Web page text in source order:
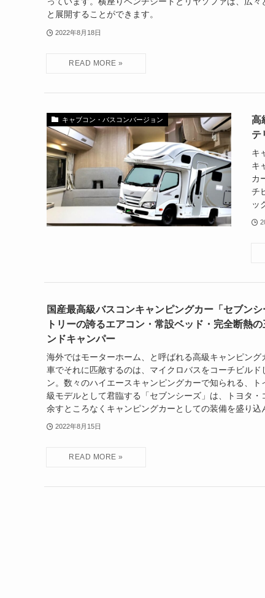
と展開することができます。
2022年8月18日
キャブコン・バスコンバージョン
高
テ
キ
キ
カ
チ
ッ
国産最高級バスコンキャンピングカー「セブン
トリーの誇るエアコン・常設ベッド・完全断熱
ンドキャンパー
海外ではモーターホーム、と呼ばれる高級キャンピング
車でそれに匹敵するのは、マイクロバスをコーチビルド
ン。数々のハイエースキャンピングカーで知られる、ト
級モデルとして君臨する「セブンシーズ」は、トヨタ・
余すところなくキャンピングカーとしての装備を盛り込
2022年8月15日